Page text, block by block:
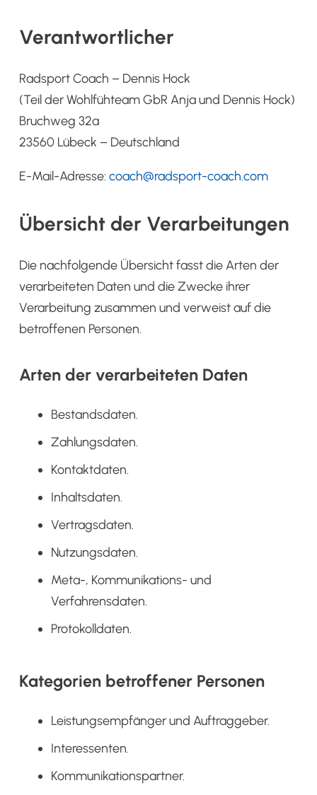
Verantwortlicher
Radsport Coach – Dennis Hock
(Teil der Wohlfühteam GbR Anja und Dennis Hock)
Bruchweg 32a
23560 Lübeck – Deutschland
E-Mail-Adresse: coach@radsport-coach.com
Übersicht der Verarbeitungen
Die nachfolgende Übersicht fasst die Arten der
verarbeiteten Daten und die Zwecke ihrer
Verarbeitung zusammen und verweist auf die
betroffenen Personen.
Arten der verarbeiteten Daten
Bestandsdaten.
Zahlungsdaten.
Kontaktdaten.
Inhaltsdaten.
Vertragsdaten.
Nutzungsdaten.
Meta-, Kommunikations- und
Verfahrensdaten.
Protokolldaten.
Kategorien betroffener Personen
Leistungsempfänger und Auftraggeber.
Interessenten.
Kommunikationspartner.